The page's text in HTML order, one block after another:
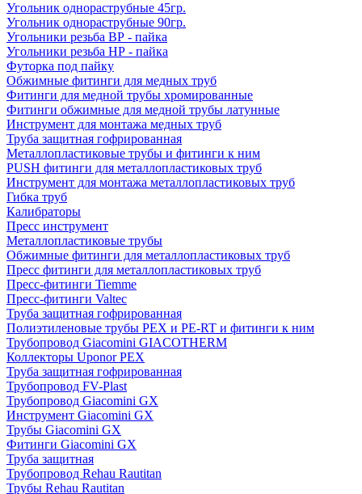
Угольник однораструбные 45гр.
Угольник однораструбные 90гр.
Угольники резьба ВР - пайка
Угольники резьба НР - пайка
Футорка под пайку
Обжимные фитинги для медных труб
Фитинги для медной трубы хромированные
Фитинги обжимные для медной трубы латунные
Инструмент для монтажа медных труб
Труба защитная гофрированная
Металлопластиковые трубы и фитинги к ним
PUSH фитинги для металлопластиковых труб
Инструмент для монтажа металлопластиковых труб
Гибка труб
Калибраторы
Пресс инструмент
Металлопластиковые трубы
Обжимные фитинги для металлопластиковых труб
Пресс фитинги для металлопластиковых труб
Пресс-фитинги Tiemme
Пресс-фитинги Valtec
Труба защитная гофрированная
Полиэтиленовые трубы PEX и PE-RT и фитинги к ним
Трубопровод Giacomini GIACOTHERM
Коллекторы Uponor PEX
Труба защитная гофрированная
Трубопровод FV-Plast
Трубопровод Giacomini GX
Инструмент Giacomini GX
Трубы Giacomini GX
Фитинги Giacomini GX
Труба защитная
Трубопровод Rehau Rautitan
Трубы Rehau Rautitan